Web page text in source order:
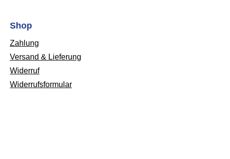
Shop
Zahlung
Versand & Lieferung
Widerruf
Widerrufsformular